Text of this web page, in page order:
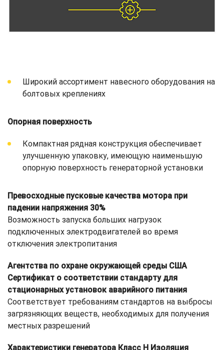
Широкий ассортимент навесного оборудования на
болтовых креплениях
Опорная поверхность
Компактная рядная конструкция обеспечивает
улучшенную упаковку, имеющую наименьшую
опорную поверхность генераторной установки
Превосходные пусковые качества мотора при
падении напряжения 30%
Возможность запуска больших нагрузок
подключенных электродвигателей во время
отключения электропитания
Агентства по охране окружающей среды США
Сертификат о соответствии стандарту для
стационарных установок аварийного питания
Соответствует требованиям стандартов на выбросы
загрязняющих веществ, необходимых для получения
местных разрешений
Характеристики генератора Класс H Изоляция